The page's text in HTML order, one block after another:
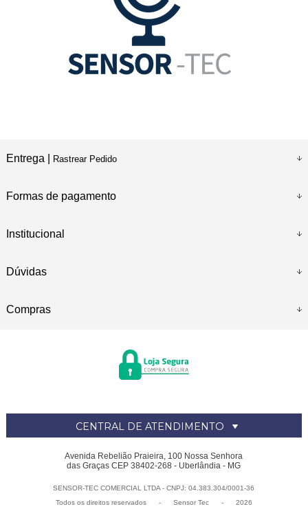
Entrega | Rastrear Pedido
Formas de pagamento
Institucional
Dúvidas
Compras
CENTRAL DE ATENDIMENTO
Avenida Rebelião Praieira, 100 Nossa Senhora
das Graças CEP 38402-268 - Uberlândia - MG
SENSOR-TEC COMERCIAL LTDA - CNPJ: 04.383.304/0001-36
Todos os direitos reservados
- Sensor Tec - 2026